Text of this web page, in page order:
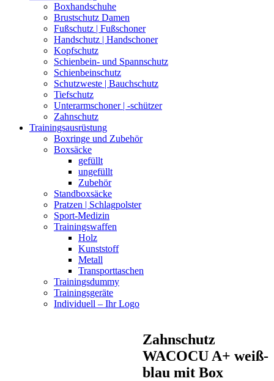
Boxhandschuhe
Brustschutz Damen
Fußschutz | Fußschoner
Handschutz | Handschoner
Kopfschutz
Schienbein- und Spannschutz
Schienbeinschutz
Schutzweste | Bauchschutz
Tiefschutz
Unterarmschoner | -schützer
Zahnschutz
Trainingsausrüstung
Boxringe und Zubehör
Boxsäcke
gefüllt
ungefüllt
Zubehör
Standboxsäcke
Pratzen | Schlagpolster
Sport-Medizin
Trainingswaffen
Holz
Kunststoff
Metall
Transporttaschen
Trainingsdummy
Trainingsgeräte
Individuell – Ihr Logo
Zahnschutz
WACOCU A+ weiß-
blau mit Box